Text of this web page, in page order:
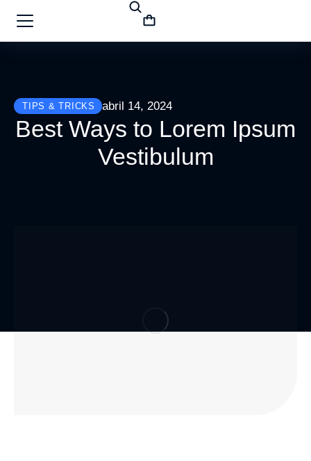
TIPS & TRICKS abril 14, 2024
Best Ways to Lorem Ipsum
Vestibulum